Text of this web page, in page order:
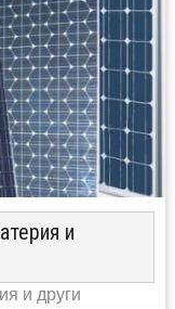
и
и други